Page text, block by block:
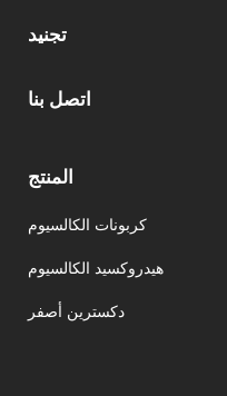
تجنيد
اتصل بنا
المنتج
كربونات الكالسيوم
هيدروكسيد الكالسيوم
دكسترين أصفر